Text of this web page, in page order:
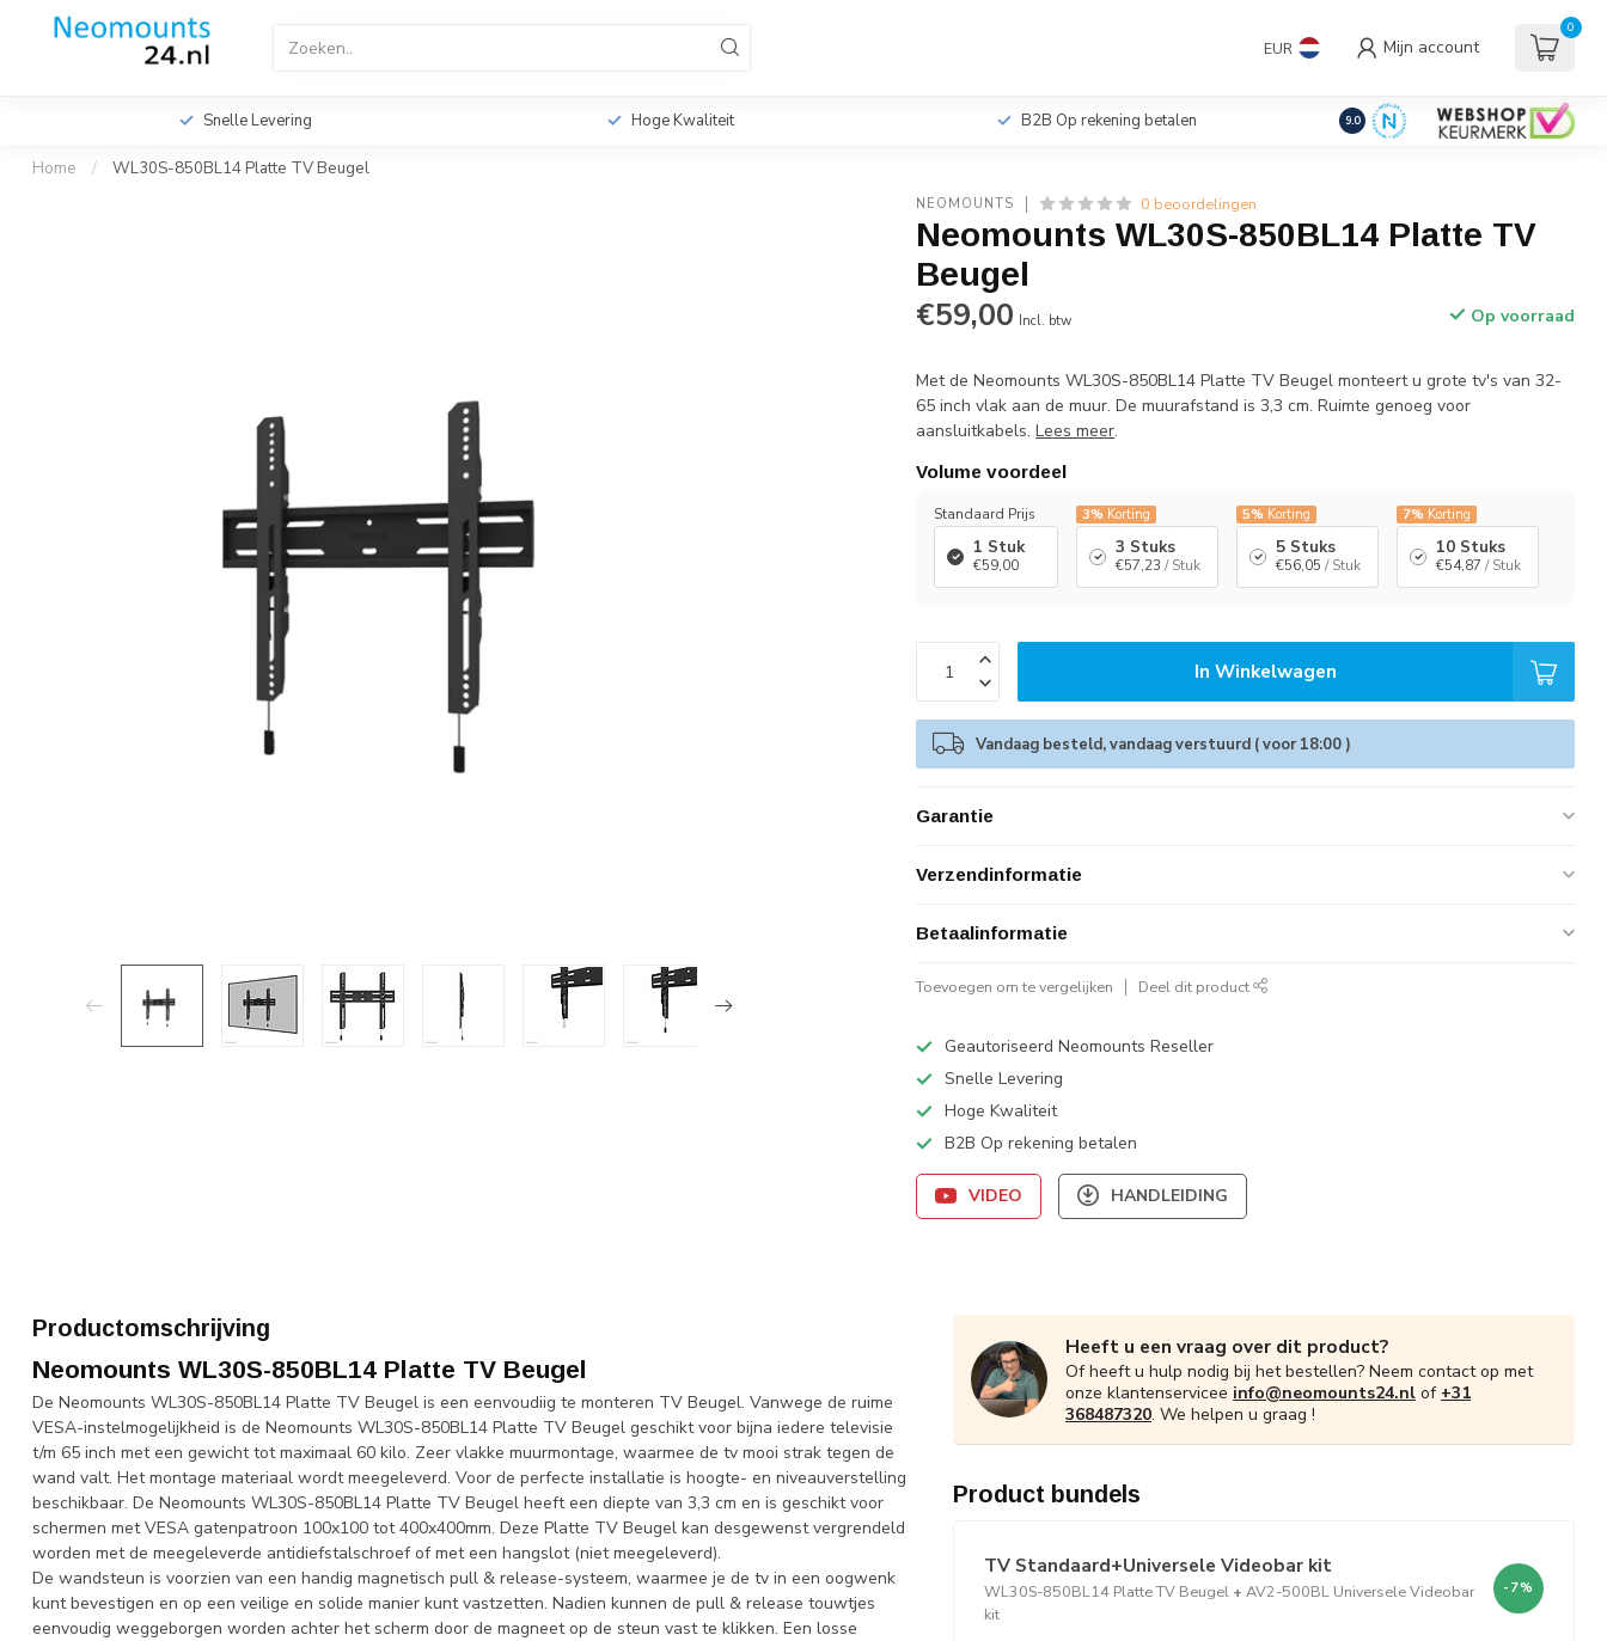
EUR Mijn account
0
Home TV Beugels
Videowall TV Beugels
€Incl. btw
Snelle Levering Hoge Kwaliteit B2B Op rekening betalen 9.0
Home / WL30S-850BL14 Platte TV Beugel
NEOMOUNTS 0 beoordelingen
Neomounts WL30S-850BL14 Platte TV
Beugel
€59,00 Incl. btw Op voorraad
Met de Neomounts WL30S-850BL14 Platte TV Beugel monteert u grote tv's van 32-
65 inch vlak aan de muur. De muurafstand is 3,3 cm. Ruimte genoeg voor
aansluitkabels.Lees meer.
Volume voordeel
Standaard Prijs
1 Stuk
€59,00
3% Korting
3 Stuks
€57,23 / Stuk
5% Korting
5 Stuks
€56,05 / Stuk
7% Korting
10 Stuks
€54,87 / Stuk
In Winkelwagen
Vandaag besteld, vandaag verstuurd ( voor 18:00 )
Garantie
Verzendinformatie
Betaalinformatie
Toevoegen om te vergelijken Deel dit product
Geautoriseerd Neomounts Reseller
Snelle Levering
Hoge Kwaliteit
B2B Op rekening betalen
VIDEO HANDLEIDING
Productomschrijving
Neomounts WL30S-850BL14 Platte TV Beugel
De Neomounts WL30S-850BL14 Platte TV Beugel is een eenvoudiig te monteren TV Beugel. Vanwege de ruime
VESA-instelmogelijkheid is de Neomounts WL30S-850BL14 Platte TV Beugel geschikt voor bijna iedere televisie
t/m 65 inch met een gewicht tot maximaal 60 kilo. Zeer vlakke muurmontage, waarmee de tv mooi strak tegen de
wand valt. Het montage materiaal wordt meegeleverd. Voor de perfecte installatie is hoogte- en niveauverstelling
beschikbaar. De Neomounts WL30S-850BL14 Platte TV Beugel heeft een diepte van 3,3 cm en is geschikt voor
schermen met VESA gatenpatroon 100x100 tot 400x400mm. Deze Platte TV Beugel kan desgewenst vergrendeld
worden met de meegeleverde antidiefstalschroef of met een hangslot (niet meegeleverd).
De wandsteun is voorzien van een handig magnetisch pull & release-systeem, waarmee je de tv in een oogwenk
kunt bevestigen en op een veilige en solide manier kunt vastzetten. Nadien kunnen de pull & release touwtjes
eenvoudig weggeborgen worden achter het scherm door de magneet op de steun vast te klikken. Een losse
Heeft u een vraag over dit product?
Of heeft u hulp nodig bij het bestellen? Neem contact op met
onze klantenservicee info@neomounts24.nl of +31
368487320. We helpen u graag !
Product bundels
TV Standaard+Universele Videobar kit
WL30S-850BL14 Platte TV Beugel + AV2-500BL Universele Videobar
kit
-7%